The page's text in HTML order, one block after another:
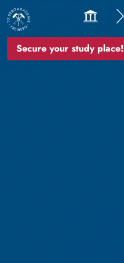
Secure your study place!